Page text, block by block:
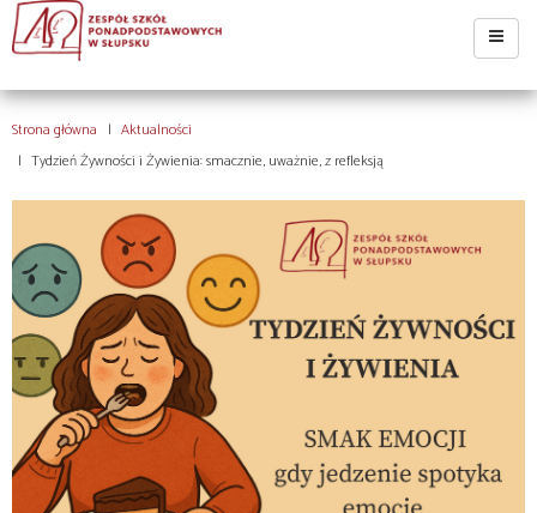
Strona główna
Aktualności
Tydzień Żywności i Żywienia: smacznie, uważnie, z refleksją